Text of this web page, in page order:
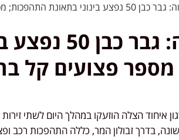
פתח תקווה: גבר כבן 50 נפצע בינוני
פתח תקווה:
פצועים קל
איחוד הצלה הוזעקו במהלך היום לשתי
בדרך זבולון המר, כללה התהפכות רכב